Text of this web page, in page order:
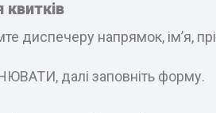
диспечеру напрямок, ім’я,
далі заповніть форму.